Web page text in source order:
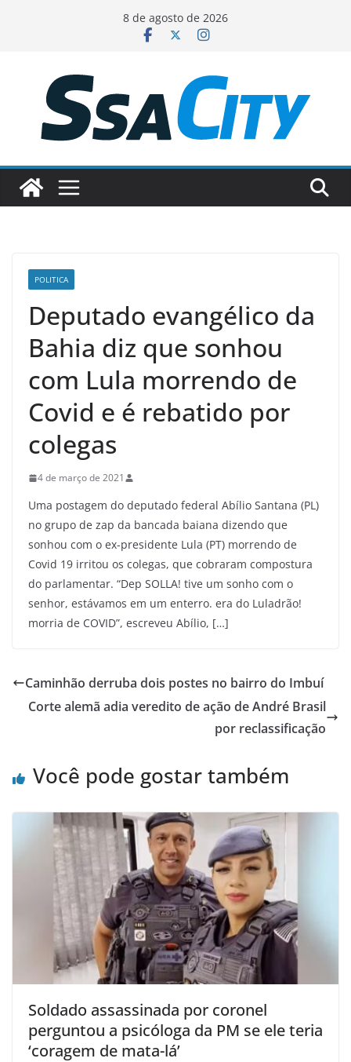
conteúdo
8 de agosto de 2026
POLITICA
Deputado evangélico da
Bahia diz que sonhou
com Lula morrendo de
Covid e é rebatido por
colegas
4 de março de 2021
Uma postagem do deputado federal Abílio Santana (PL)
no grupo de zap da bancada baiana dizendo que
sonhou com o ex-presidente Lula (PT) morrendo de
Covid 19 irritou os colegas, que cobraram compostura
do parlamentar. “Dep SOLLA! tive um sonho com o
senhor, estávamos em um enterro. era do Luladrão!
morria de COVID”, escreveu Abílio, […]
Caminhão derruba dois postes no bairro do Imbuí
Corte alemã adia veredito de ação de André Brasil
por reclassificação
Você pode gostar também
Soldado assassinada por coronel
perguntou a psicóloga da PM se ele teria
‘coragem de mata-lá’